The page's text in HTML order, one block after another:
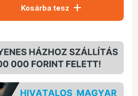
Kosárba tesz add